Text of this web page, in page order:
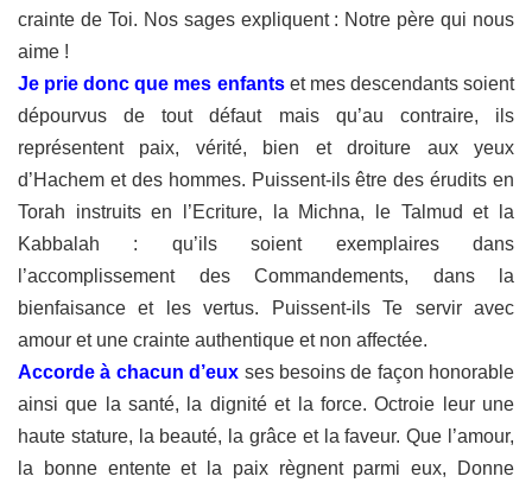
crainte de Toi. Nos sages expliquent : Notre père qui nous
aime !
Je prie donc que mes enfants et mes descendants soient
dépourvus detout défaut mais qu’au contraire, ils
représentent paix, vérité, bien et droiture aux yeux
d’Hachem et des hommes. Puissent-ils être des érudits en
Torah instruits en l’Ecriture, la Michna, le Talmud et la
Kabbalah : qu’ils soient exemplaires dans
l’accomplissement des Commandements, dans la
bienfaisance et les vertus. Puissent-ils Te servir avec
amour et une crainte authentique et non affectée.
Accorde à chacun d’eux ses besoins de façon honorable
ainsi que lasanté, la dignité et la force. Octroie leur une
haute stature, la beauté, la grâce et la faveur. Que l’amour,
la bonne entente et la paix règnent parmi eux, Donne